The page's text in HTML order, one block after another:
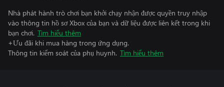
Nhà phát hành trò chơi bạn khởi chạy nhận được quyền truy nhập
vào thông tin hồ sơ Xbox của bạn và dữ liệu được liên kết trong khi
bạn chơi. Tìm hiểu thêm
+Ưu đãi khi mua hàng trong ứng dụng.
Thông tin kiểm soát của phụ huynh. Tìm hiểu thêm